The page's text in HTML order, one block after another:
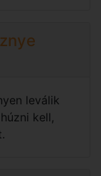
leválik
kell,